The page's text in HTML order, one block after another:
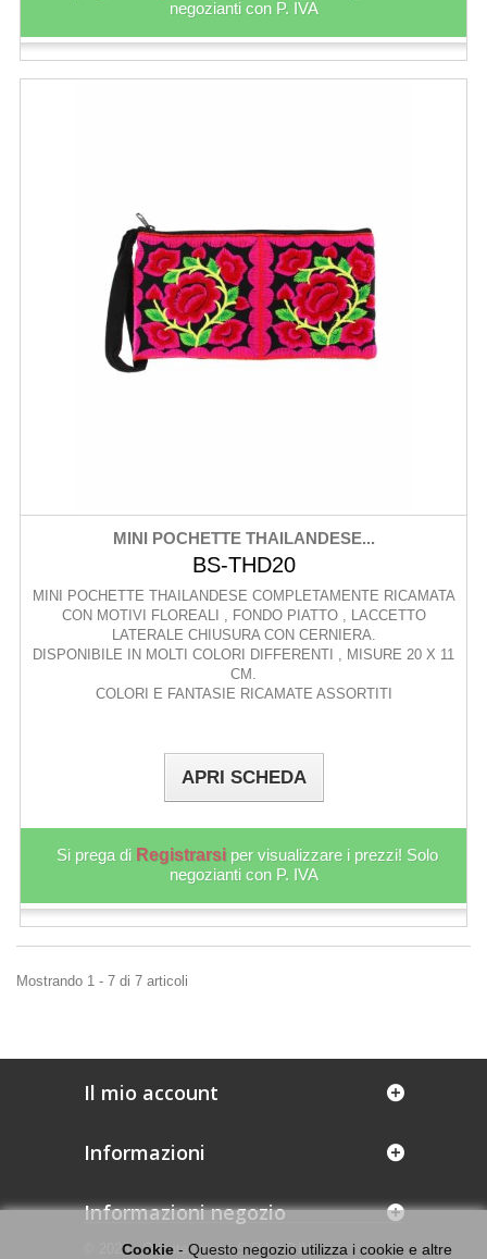
Cookie - Questo negozio utilizza i cookie e altre
negozianti con P. IVA
MINI POCHETTE THAILANDESE...
BS-THD20
MINI POCHETTE THAILANDESE COMPLETAMENTE RICAMATA
CON MOTIVI FLOREALI , FONDO PIATTO , LACCETTO
LATERALE CHIUSURA CON CERNIERA.
DISPONIBILE IN MOLTI COLORI DIFFERENTI , MISURE 20 X 11
CM.
COLORI E FANTASIE RICAMATE ASSORTITI
APRI SCHEDA
Si prega di Registrarsi per visualizzare i prezzi! Solo
negozianti con P. IVA
Mostrando 1 - 7 di 7 articoli
Il mio account
Informazioni
© 2026 - Oriente Import S.R.L - P.IVA
Informazioni negozio